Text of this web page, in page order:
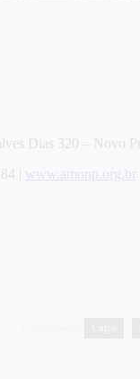
Dias 320 – Novo
| www.amonp.org.br